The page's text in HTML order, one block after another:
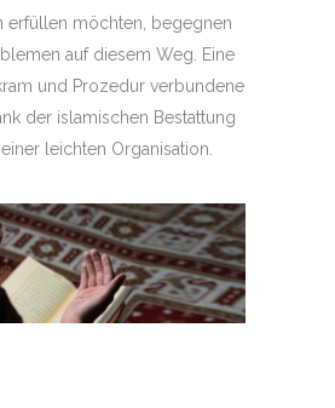
erfüllen möchten, begegnen
auf diesem Weg. Eine
und Prozedur verbundene
der islamischen Bestattung
leichten Organisation.